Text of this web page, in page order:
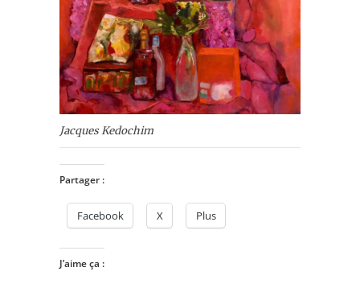
Jacques Kedochim
Partager :
Facebook X Plus
J’aime ça :